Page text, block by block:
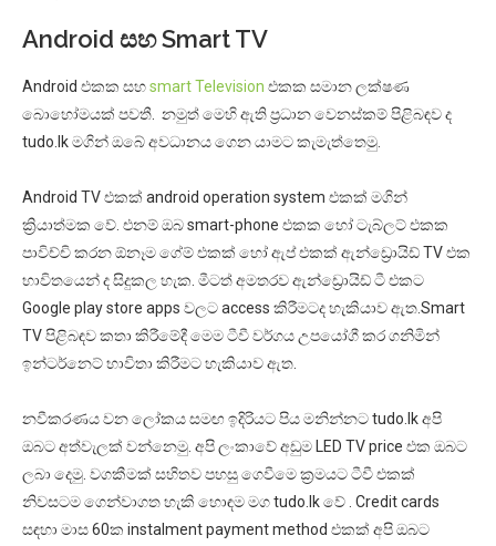
Android සහ Smart TV
Android එකක සහsmart Television එකක සමාන ලක්ෂණ
බොහෝමයක් පවතී. නමුත් මෙහි ඇති ප්‍රධාන වෙනස්කම් පිළිබඳව ද
tudo.lk මගින් ඔබේ අවධානය ගෙන යාමට කැමැත්තෙමු.
Android TV එකක් android operation system එකක් මගින්
ක්‍රියාත්මක වේ. එනම් ඔබ smart-phone එකක හෝ ටැබ්ලට් එකක
පාවිච්චි කරන ඕනෑම ගේම් එකක් හෝ ඇප් එකක් ඇන්ඩ්‍රොයිඩ් TV එක
භාවිතයෙන් ද සිදුකල හැක. මීටත් අමතරව ඇන්ඩ්‍රොයිඩ් ටී එකට
Google play store apps වලට access කිරීමටද හැකියාව ඇත.Smart
TV පිළිබඳව කතා කිරීමේදී මෙම ටීවී වර්ගය උපයෝගී කර ගනිමින්
ඉන්ටර්නෙට් භාවිතා කිරීමට හැකියාව ඇත.
නවීකරණය වන ලෝකය සමඟ ඉදිරියට පිය මනින්නට tudo.lk අපි
ඔබට අත්වැලක් වන්නෙමු. අපි ලංකාවේ අඩුම LED TV price එක ඔබට
ලබා දෙමු. වගකීමක් සහිතව පහසු ගෙවීමෙ ක්‍රමයට ටීවී එකක්
නිවසටම ගෙන්වාගත හැකි හොඳම මග tudo.lk වේ . Credit cards
සඳහා මාස 60ක instalment payment method එකක් අපි ඔබට